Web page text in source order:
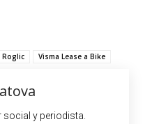
Roglic Visma Lease a Bike
y periodista.